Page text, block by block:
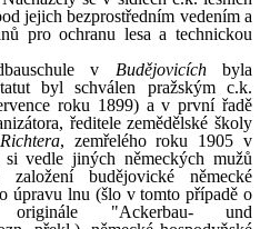
jejich bezprostředním vedením a
pro ochranu lesa a technickou
v Budějovicíchbyla
byl schválen pražským c.k.
roku 1899) a v první řadě
ředitele zemědělské školy
Richtera, zemřelého roku 1905 v
vedle jiných německých mužů
budějovické německé
úpravu lnu (šlo v tomto případě o
"Ackerbau- und